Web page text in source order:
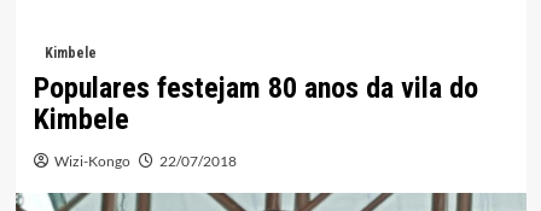
Kimbele
Populares festejam 80 anos da vila do
Kimbele
Wizi-Kongo 22/07/2018